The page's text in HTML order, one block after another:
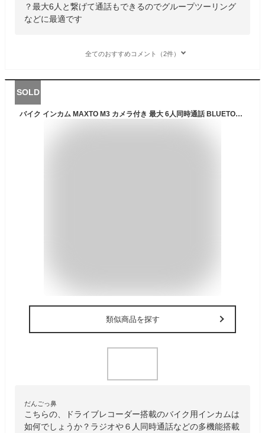
？最大6人と繋げて通話もできるのでグループツーリング
などに最適です
全てのおすすめコメント（2件）
SOLD
バイク インカム MAXTO M3 カメラ付き 最大 6人同時通話 BLUETOOTH 無線機いんかむ M3全てのブランドとペアリング可能 バイク用通信機器 FMラジオ付き防水 インターコム マルチデバイス接続 ドライブレコーダー兼用 WIFI対応
類似商品を探す
だんごっ鼻
こちらの、ドライブレコーダー搭載のバイク用インカムは
如何でしょうか？ラジオや６人同時通話などの多機能搭載